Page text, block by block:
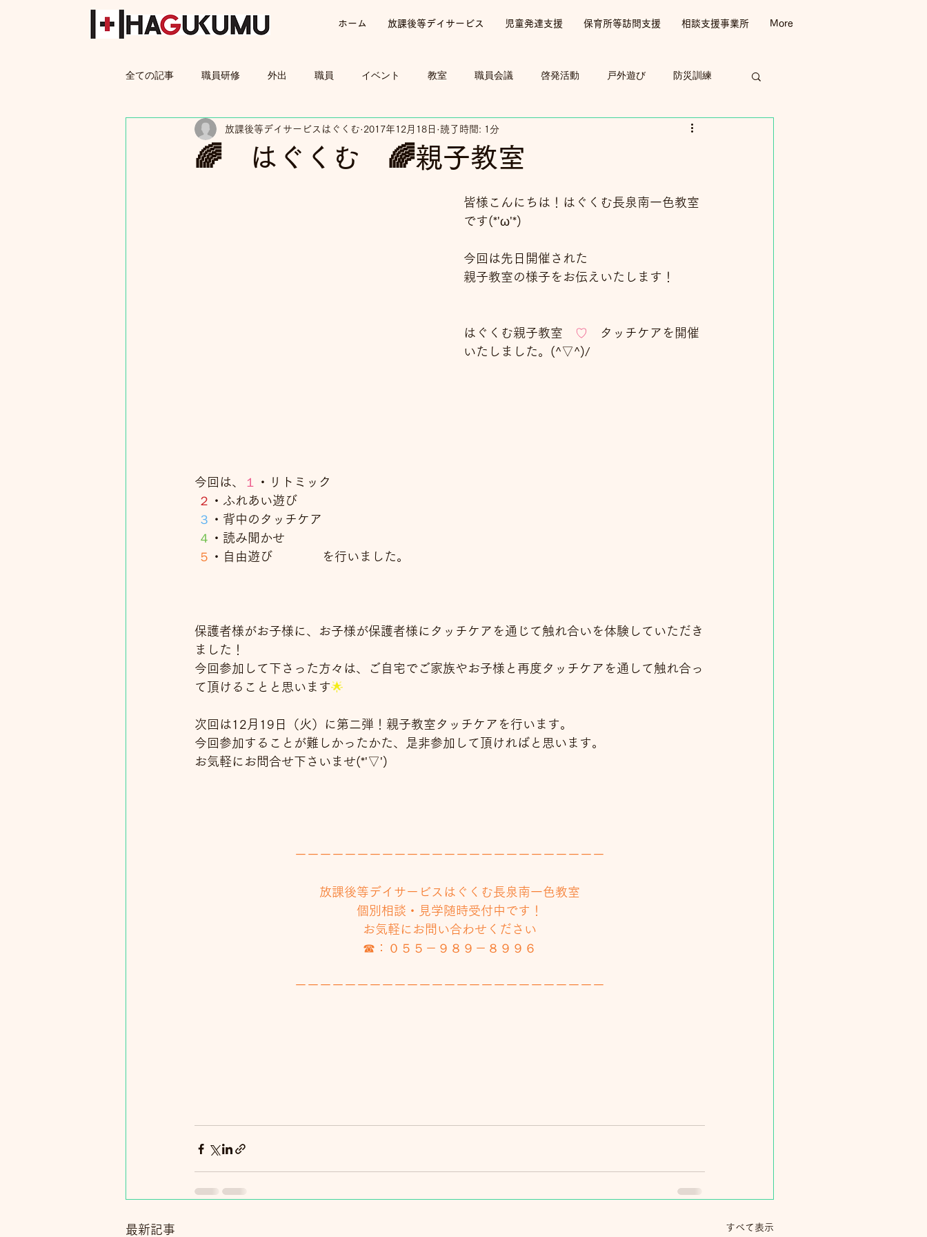
ホーム 放課後等デイサービス 児童発達支援 保育所等訪問支援 相談支援事業所 More
全ての記事 職員研修 外出 職員 イベント 教室 職員会議 啓発活動 戸外遊び 防災訓練
保護者
🌈 はぐくむ 🌈親子教室
放課後等デイサービスはぐくむ 2017年12月18日 読了時間: 1分
皆様こんにちは！はぐくむ長泉南一色教室
です(*'ω'*)
今回は先日開催された
親子教室の様子をお伝えいたします！
はぐくむ親子教室 ♡
タッチケアを開催
いたしました。(^▽^)/
今回は、 １
・リトミック
２
・ふれあい遊び
３
・背中のタッチケア
４
・読み聞かせ
５
・自由遊び　　　　を行いました。
保護者様がお子様に、お子様が保護者様にタッチケアを通じて触れ合いを体験していただき
ました！
今回参加して下さった方々は、ご自宅でご家族やお子様と再度タッチケアを通して触れ合っ
て頂けることと思います🌟
次回は12月19日（火）に第二弾！親子教室タッチケアを行います。
今回参加することが難しかったかた、是非参加して頂ければと思います。
お気軽にお問合せ下さいませ(*'▽')
ーーーーーーーーーーーーーーーーーーーーーーーーー
放課後等デイサービスはぐくむ長泉南一色教室
個別相談・見学随時受付中です！
お気軽にお問い合わせください
☎：０５５－９８９－８９９６
ーーーーーーーーーーーーーーーーーーーーーーーーー
最新記事 すべて表示